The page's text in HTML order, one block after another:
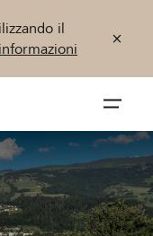
il
öffnen